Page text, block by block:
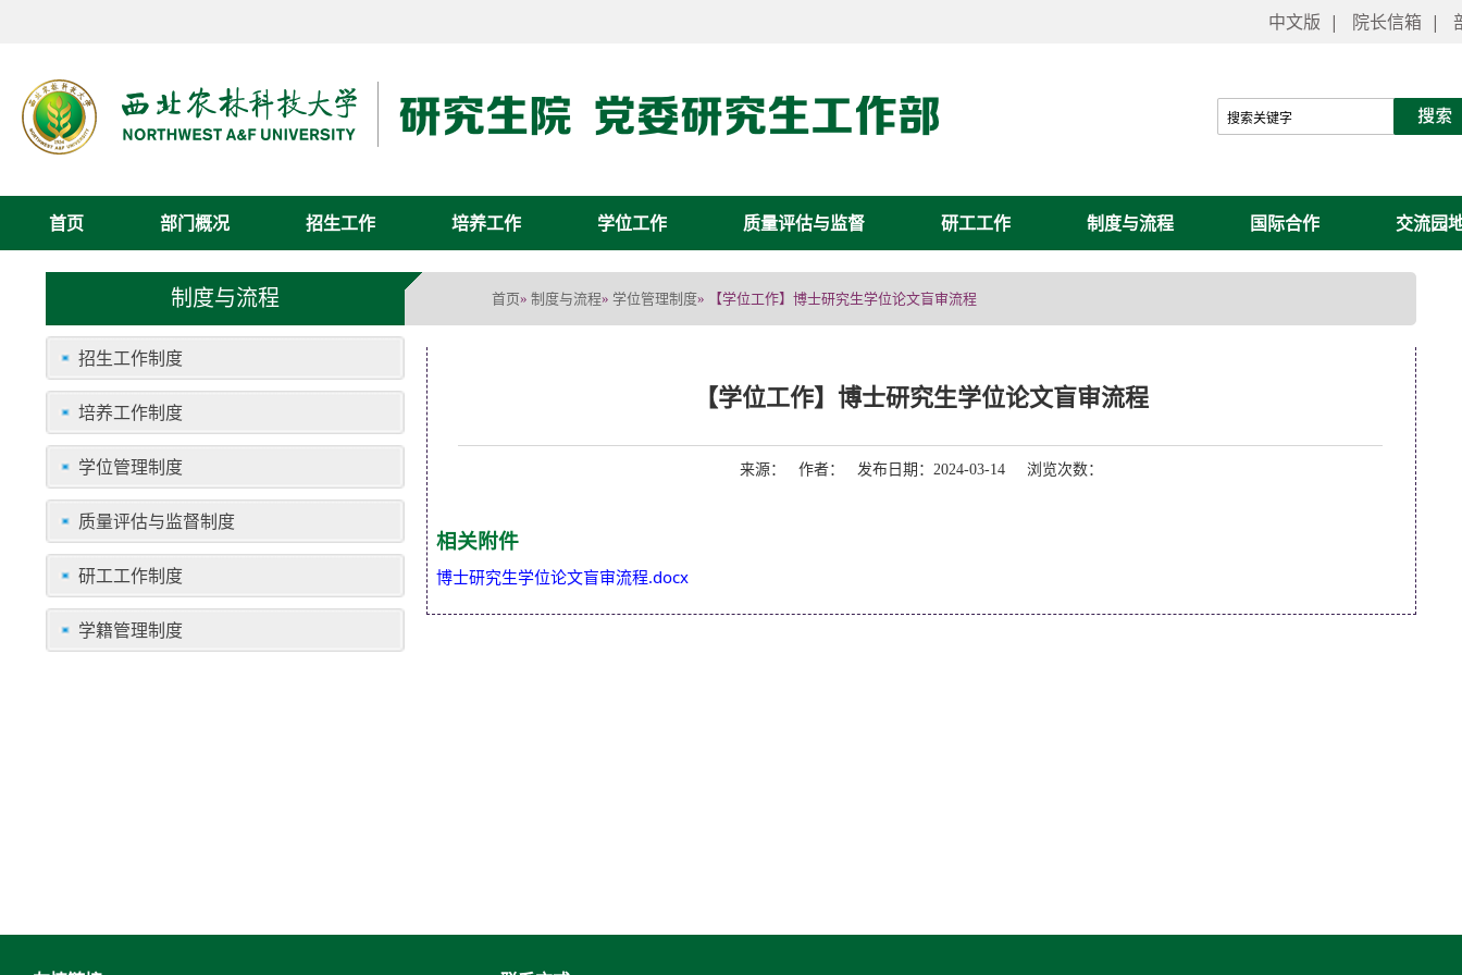
中文版 | 院长信箱 |
首页 部门概况 招生工作 培养工作 学位工作 质量评估与监督 研工工作 制度与流程 国际合作 交流园
制度与流程 首页» 制度与流程» 学位管理制度» 【学位工作】博士研究生学位论文盲审流程
招生工作制度
培养工作制度
学位管理制度
质量评估与监督制度
研工工作制度
学籍管理制度
【学位工作】博士研究生学位论文盲审流程
来源： 作者： 发布日期：2024-03-14 浏览次数：
相关附件
博士研究生学位论文盲审流程.docx